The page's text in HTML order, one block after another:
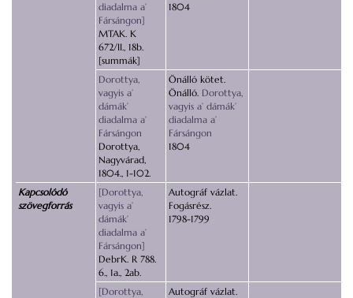
diadalma a’
Fársángon]
MTAK. K
672/II., 18b.
[summák]
1804
Dorottya,
vagyis a’
dámák’
diadalma a’
Fársángon
Dorottya,
Nagyvárad,
1804., 1-102.
Önálló kötet.
Önálló. Dorottya,
vagyis a’ dámák’
diadalma a’
Fársángon
1804
Kapcsolódó
szövegforrás
[Dorottya,
vagyis a’
dámák’
diadalma a’
Fársángon]
DebrK. R 788.
6., 1a., 2ab.
Autográf vázlat.
Fogásrész.
1798-1799
[Dorottya,
Autográf vázlat.